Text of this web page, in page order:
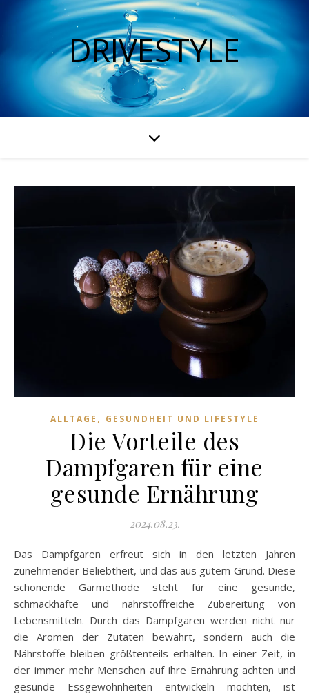
DRIVESTYLE
ALLTAGE , GESUNDHEIT UND LIFESTYLE
Die Vorteile des
Dampfgaren für eine
gesunde Ernährung
2024.08.23.
Das Dampfgaren erfreut sich in den letzten Jahren
zunehmender Beliebtheit, und das aus gutem Grund. Diese
schonende Garmethode steht für eine gesunde,
schmackhafte und nährstoffreiche Zubereitung von
Lebensmitteln. Durch das Dampfgaren werden nicht nur
die Aromen der Zutaten bewahrt, sondern auch die
Nährstoffe bleiben größtenteils erhalten. In einer Zeit, in
der immer mehr Menschen auf ihre Ernährung achten und
gesunde Essgewohnheiten entwickeln möchten, ist